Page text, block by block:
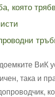
която
ВиК
така и